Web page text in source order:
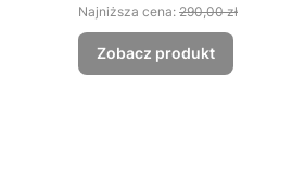
Najniższa cena: 290,00 zł
Zobacz produkt